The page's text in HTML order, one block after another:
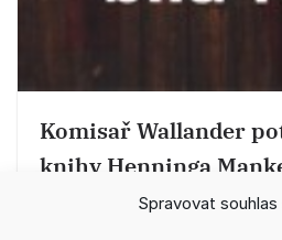
Spravovat
Komisař Wallander
knihy Henninga